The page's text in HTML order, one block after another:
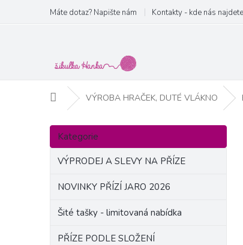
obsah
Máte dotaz? Napište nám Kontakty - kde nás najdete
Domů VÝROBA HRAČEK, DUTÉ VLÁKNO
P
s
Přeskočit
kategorie
Kategorie
VÝPRODEJ A SLEVY NA PŘÍZE
NOVINKY PŘÍZÍ JARO 2026
Šité tašky - limitovaná nabídka
PŘÍZE PODLE SLOŽENÍ